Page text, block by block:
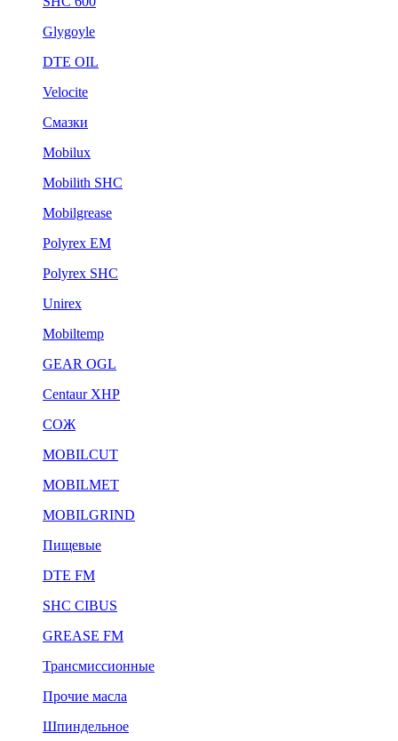
Glygoyle
DTE OIL
Velocite
Смазки
Mobilux
Mobilith SHC
Mobilgrease
Polyrex EM
Polyrex SHC
Unirex
Mobiltemp
GEAR OGL
Centaur XHP
СОЖ
MOBILCUT
MOBILMET
MOBILGRIND
Пищевые
DTE FM
SHC CIBUS
GREASE FM
Трансмиссионные
Прочие масла
Шпиндельное